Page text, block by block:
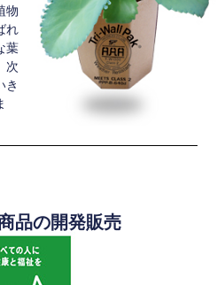
物
れ
葉
次
き
品の開発販売